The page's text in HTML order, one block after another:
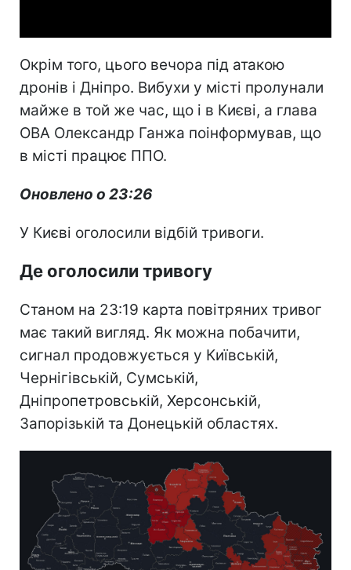
Окрім того, цього вечора під атакою
дронів і Дніпро. Вибухи у місті пролунали
майже в той же час, що і в Києві, а глава
ОВА Олександр Ганжа поінформував, що
в місті працює ППО.
Оновлено о 23:26
У Києві оголосили відбій тривоги.
Де оголосили тривогу
Станом на 23:19 карта повітряних тривог
має такий вигляд. Як можна побачити,
сигнал продовжується у Київській,
Чернігівській, Сумській,
Дніпропетровській, Херсонській,
Запорізькій та Донецькій областях.